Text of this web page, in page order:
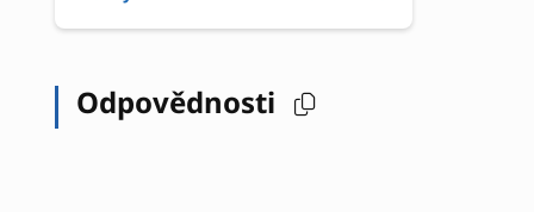
Odpovědnosti